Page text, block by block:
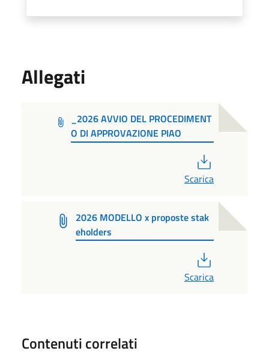
Allegati
_2026 AVVIO DEL PROCEDIMENT
O DI APPROVAZIONE PIAO
Scarica
2026 MODELLO x proposte stak
eholders
Scarica
Contenuti correlati